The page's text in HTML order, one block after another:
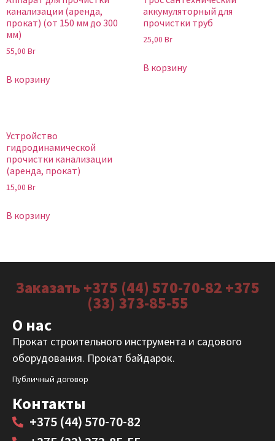
канализации (аренда,
прокат) (от 150 мм до 300
мм)
55,00 Br
В корзину
аккумуляторный для
прочистки труб
25,00 Br
В корзину
Устройство
гидродинамической
прочистки канализации
(аренда, прокат)
15,00 Br
В корзину
Заказать +375 (44) 570-70-82 +375
(33) 373-85-55
О нас
Прокат строительного инструмента и садового
оборудования. Прокат байдарок.
Публичный договор
Контакты
+375 (44) 570-70-82